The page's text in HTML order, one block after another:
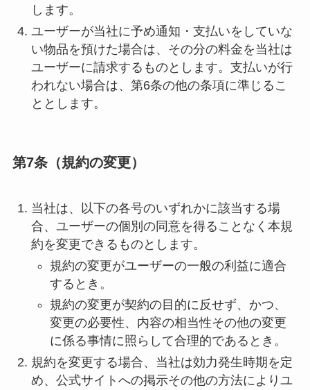
します。
ユーザーが当社に予め通知・支払いをしていな
い物品を預けた場合は、その分の料金を当社は
ユーザーに請求するものとします。支払いが行
われない場合は、第6条の他の条項に準じるこ
ととします。
第7条（規約の変更）
当社は、以下の各号のいずれかに該当する場
合、ユーザーの個別の同意を得ることなく本規
約を変更できるものとします。
規約の変更がユーザーの一般の利益に適合
するとき。
規約の変更が契約の目的に反せず、かつ、
変更の必要性、内容の相当性その他の変更
に係る事情に照らして合理的であるとき。
規約を変更する場合、当社は効力発生時期を定
め、公式サイトへの掲示その他の方法によりユ